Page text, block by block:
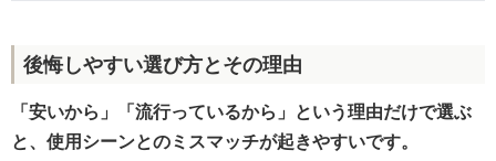
後悔しやすい選び方とその理由
「安いから」「流行っているから」という理由だけで選ぶ
と、使用シーンとのミスマッチが起きやすいです。